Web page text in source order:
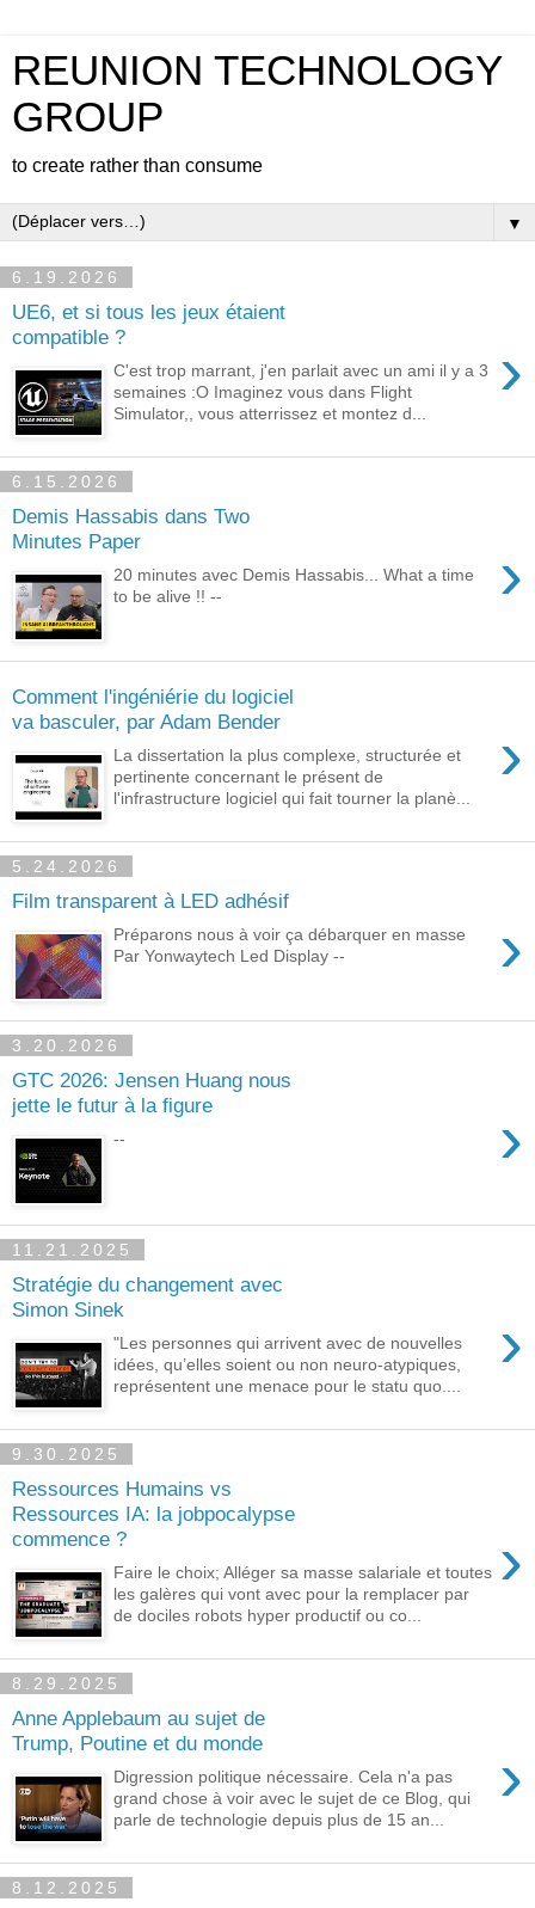
REUNION TECHNOLOGY
GROUP
to create rather than consume
▼
6.19.2026
UE6, et si tous les jeux étaient
compatible ?
›
C'est trop marrant, j'en parlait avec un ami il y a 3
semaines :O Imaginez vous dans Flight
Simulator,, vous atterrissez et montez d...
6.15.2026
Demis Hassabis dans Two
Minutes Paper
›
20 minutes avec Demis Hassabis... What a time
to be alive !! --
Comment l'ingéniérie du logiciel
va basculer, par Adam Bender
›
La dissertation la plus complexe, structurée et
pertinente concernant le présent de
l'infrastructure logiciel qui fait tourner la planè...
5.24.2026
Film transparent à LED adhésif
›
Préparons nous à voir ça débarquer en masse
Par Yonwaytech Led Display --
3.20.2026
GTC 2026: Jensen Huang nous
jette le futur à la figure
›
--
11.21.2025
Stratégie du changement avec
Simon Sinek
›
"Les personnes qui arrivent avec de nouvelles
idées, qu’elles soient ou non neuro-atypiques,
représentent une menace pour le statu quo....
9.30.2025
Ressources Humains vs
Ressources IA: la jobpocalypse
commence ?
›
Faire le choix; Alléger sa masse salariale et toutes
les galères qui vont avec pour la remplacer par
de dociles robots hyper productif ou co...
8.29.2025
Anne Applebaum au sujet de
Trump, Poutine et du monde
›
Digression politique nécessaire. Cela n'a pas
grand chose à voir avec le sujet de ce Blog, qui
parle de technologie depuis plus de 15 an...
8.12.2025